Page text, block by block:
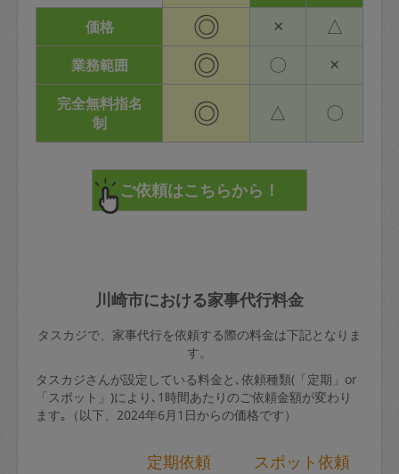
価格
◎ × △
業務範囲 ◎ 〇 ×
完全無料指名
制
◎ △ 〇
川崎市における家事代行料金
タスカジで、家事代行を依頼する際の料金は下記となりま
す。
タスカジさんが設定している料金と､依頼種類(「定期」or
「スポット」)により､1時間あたりのご依頼金額が変わり
ます｡（以下、2024年6月1日からの価格です）
定期依頼 スポット依頼